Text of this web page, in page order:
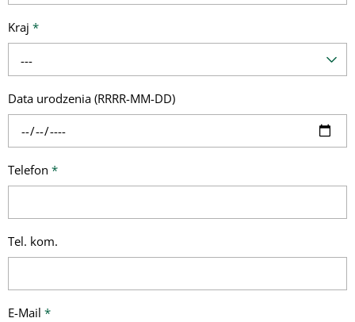
Kraj *
---
Data urodzenia (RRRR-MM-DD)
Telefon *
Tel. kom.
E-Mail *